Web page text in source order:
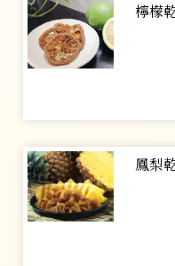
檸檬
鳳梨